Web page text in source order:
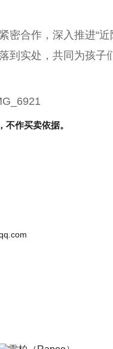
密合作，深入推进“
实处，共同为孩子
作买卖依据。